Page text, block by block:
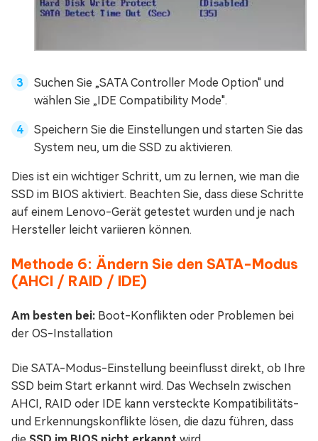
Suchen Sie „SATA Controller Mode Option" und
wählen Sie „IDE Compatibility Mode".
Speichern Sie die Einstellungen und starten Sie das
System neu, um die SSD zu aktivieren.
Dies ist ein wichtiger Schritt, um zu lernen, wie man die
SSD im BIOS aktiviert. Beachten Sie, dass diese Schritte
auf einem Lenovo-Gerät getestet wurden und je nach
Hersteller leicht variieren können.
Methode 6: Ändern Sie den SATA-Modus
(AHCI / RAID / IDE)
Am besten bei: Boot-Konflikten oder Problemen bei
der OS-Installation
Die SATA-Modus-Einstellung beeinflusst direkt, ob Ihre
SSD beim Start erkannt wird. Das Wechseln zwischen
AHCI, RAID oder IDE kann versteckte Kompatibilitäts-
und Erkennungskonflikte lösen, die dazu führen, dass